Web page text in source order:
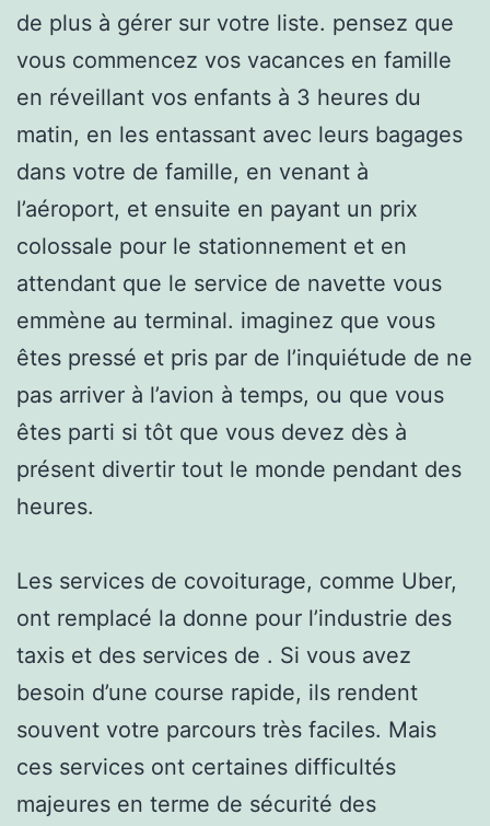
de plus à gérer sur votre liste. pensez que
vous commencez vos vacances en famille
en réveillant vos enfants à 3 heures du
matin, en les entassant avec leurs bagages
dans votre de famille, en venant à
l’aéroport, et ensuite en payant un prix
colossale pour le stationnement et en
attendant que le service de navette vous
emmène au terminal. imaginez que vous
êtes pressé et pris par de l’inquiétude de ne
pas arriver à l’avion à temps, ou que vous
êtes parti si tôt que vous devez dès à
présent divertir tout le monde pendant des
heures.
Les services de covoiturage, comme Uber,
ont remplacé la donne pour l’industrie des
taxis et des services de . Si vous avez
besoin d’une course rapide, ils rendent
souvent votre parcours très faciles. Mais
ces services ont certaines difficultés
majeures en terme de sécurité des